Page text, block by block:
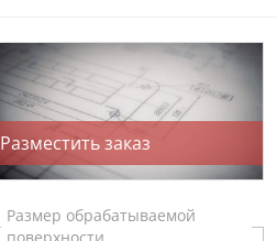
Разместить заказ
Размер обрабатываемой